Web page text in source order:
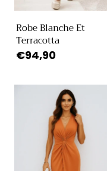
Robe Blanche Et
Terracotta
Prix
€94,90